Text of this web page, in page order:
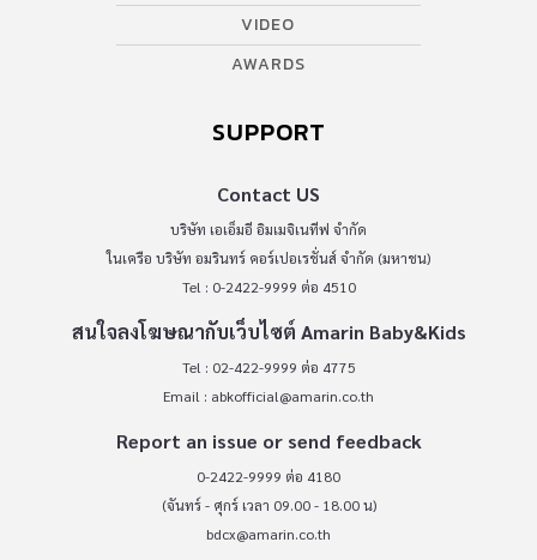
VIDEO
AWARDS
SUPPORT
Contact US
บริษัท เอเอ็มอี อิมเมจิเนทีฟ จำกัด
ในเครือ บริษัท อมรินทร์ คอร์เปอเรชั่นส์ จำกัด (มหาชน)
Tel : 0-2422-9999 ต่อ 4510
สนใจลงโฆษณากับเว็บไซต์ Amarin Baby&Kids
Tel : 02-422-9999 ต่อ 4775
Email : abkofficial@amarin.co.th
Report an issue or send feedback
0-2422-9999 ต่อ 4180
(จันทร์ - ศุกร์ เวลา 09.00 - 18.00 น)
bdcx@amarin.co.th